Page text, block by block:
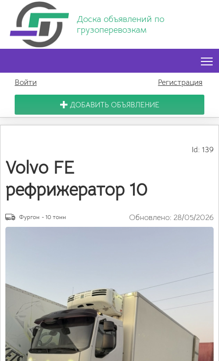
Доска объявлений по
грузоперевозкам
Войти Регистрация
ДОБАВИТЬ ОБЪЯВЛЕНИЕ
Volvo FE
рефрижератор 10
Id: 139
Фургон - 10 тонн Обновлено: 28/05/2026